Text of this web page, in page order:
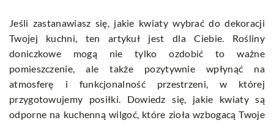
Jeśli zastanawiasz się, jakie kwiaty wybrać do dekoracji
Twojej kuchni, ten artykuł jest dla Ciebie. Rośliny
doniczkowe mogą nie tylko ozdobić to ważne
pomieszczenie, ale także pozytywnie wpłynąć na
atmosferę i funkcjonalność przestrzeni, w której
przygotowujemy posiłki. Dowiedz się, jakie kwiaty są
odporne na kuchenną wilgoć, które zioła wzbogacą Twoje